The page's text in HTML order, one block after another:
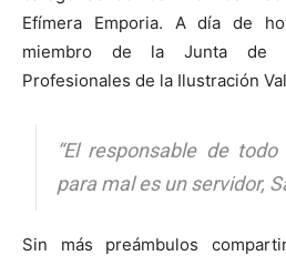
Efímera Emporia. A día de
miembro de la Junta de
Profesionales de la Ilustración
“El responsable de
para mal es un servidor,
Sin más preámbulos